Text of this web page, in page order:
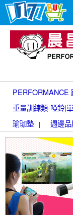
PERFORMANCE
重量訓練類-啞鈴|
瑜珈墊
| 週邊